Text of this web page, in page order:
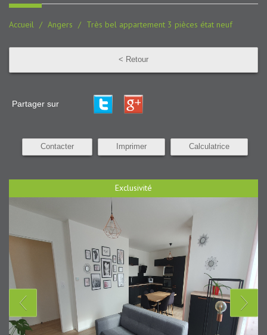
Accueil Angers Très bel appartement 3 pièces état neuf
< Retour
Partager sur
Contacter Imprimer Calculatrice
Exclusivité